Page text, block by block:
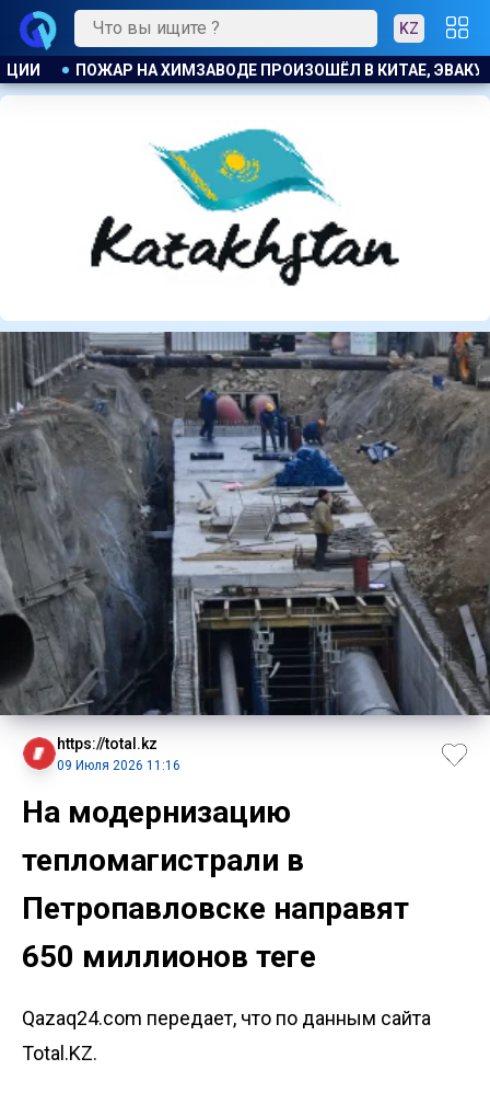
KZ
БОЛЕЕ 1200 ЧЕЛОВЕК КОСТАНАЕЦ
https://total.kz
09 Июля 2026 11:16
На модернизацию
тепломагистрали в
Петропавловске направят
650 миллионов теңге
Qazaq24.com передает, что по данным сайта
Total.KZ.